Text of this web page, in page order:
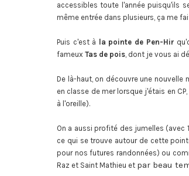
accessibles toute l'année puisqu'ils
même entrée dans plusieurs, ça me
Puis c'est à la pointe de Pen-Hir
fameux Tas de pois, dont je vous ai
De là-haut, on découvre une nouvelle
en classe de mer lorsque j'étais en
à l'oreille).
On a aussi profité des jumelles
ce qui se trouve autour de cette
pour nos futures randonnées) ou
Raz et Saint Mathieu et par beau